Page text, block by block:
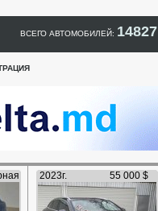
ВСЕГО АВТОМОБИЛЕЙ: 14827
2023г. 55 000 $